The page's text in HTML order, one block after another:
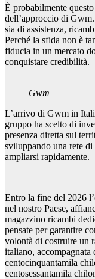
È probabilmente
dell’approccio di
sia di assistenza,
Perché la sfida non è
fiducia in un mercato
conquistare credibilità.
Gwm
L’arrivo di Gwm in
gruppo ha scelto di
presenza diretta sul
sviluppando una rete di
ampliarsi rapidamente.
Entro la fine del 2026
nel nostro Paese,
magazzino ricambi
pensate per garantire
volontà di costruire un
italiano, accompagnata
centocinquantamila
centosessantamila